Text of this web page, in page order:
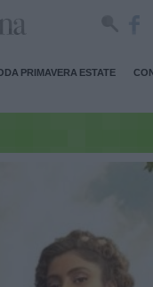
PRIMAVERA ESTATE